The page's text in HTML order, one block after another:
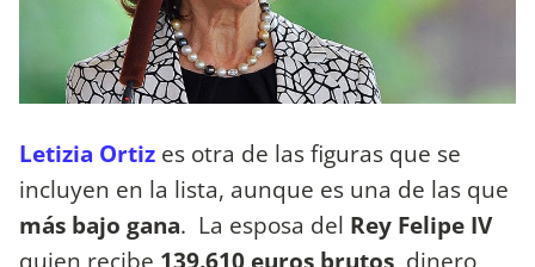
Letizia Ortiz es otra de las figuras que se
incluyen en la lista, aunque es una de las que
más bajo gana. La esposa del Rey Felipe IV
quien recibe 139.610 euros brutos , dinero